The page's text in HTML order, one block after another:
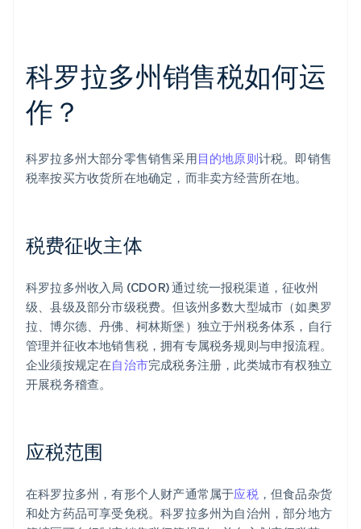
科罗拉多州销售税如何运
作？
科罗拉多州大部分零售销售采用目的地原则计税。即销售
税率按买方收货所在地确定，而非卖方经营所在地。
税费征收主体
科罗拉多州收入局 (CDOR) 通过统一报税渠道，征收州
级、县级及部分市级税费。但该州多数大型城市（如奥罗
拉、博尔德、丹佛、柯林斯堡）独立于州税务体系，自行
管理并征收本地销售税，拥有专属税务规则与申报流程。
企业须按规定在自治市完成税务注册，此类城市有权独立
开展税务稽查。
应税范围
在科罗拉多州，有形个人财产通常属于应税，但食品杂货
和处方药品可享受免税。科罗拉多州为自治州，部分地方